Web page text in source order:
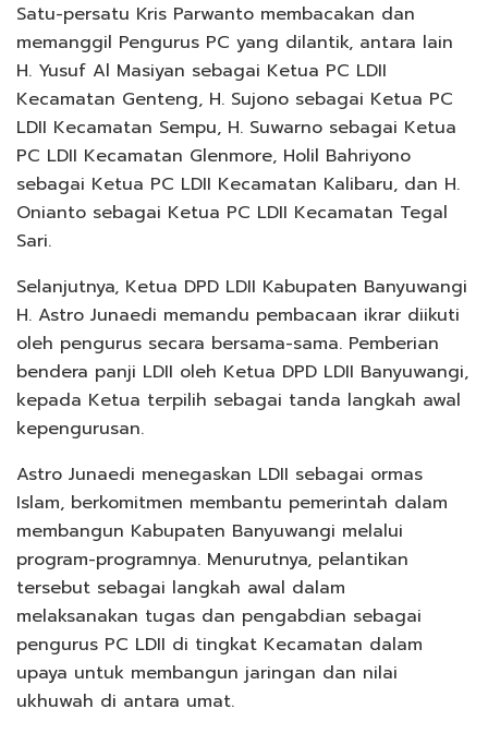
Satu-persatu Kris Parwanto membacakan dan
memanggil Pengurus PC yang dilantik, antara lain
H. Yusuf Al Masiyan sebagai Ketua PC LDII
Kecamatan Genteng, H. Sujono sebagai Ketua PC
LDII Kecamatan Sempu, H. Suwarno sebagai Ketua
PC LDII Kecamatan Glenmore, Holil Bahriyono
sebagai Ketua PC LDII Kecamatan Kalibaru, dan H.
Onianto sebagai Ketua PC LDII Kecamatan Tegal
Sari.
Selanjutnya, Ketua DPD LDII Kabupaten Banyuwangi
H. Astro Junaedi memandu pembacaan ikrar diikuti
oleh pengurus secara bersama-sama. Pemberian
bendera panji LDII oleh Ketua DPD LDII Banyuwangi,
kepada Ketua terpilih sebagai tanda langkah awal
kepengurusan.
Astro Junaedi menegaskan LDII sebagai ormas
Islam, berkomitmen membantu pemerintah dalam
membangun Kabupaten Banyuwangi melalui
program-programnya. Menurutnya, pelantikan
tersebut sebagai langkah awal dalam
melaksanakan tugas dan pengabdian sebagai
pengurus PC LDII di tingkat Kecamatan dalam
upaya untuk membangun jaringan dan nilai
ukhuwah di antara umat.